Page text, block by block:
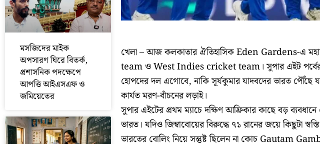
মসজিদের মাইক
অপসারণ ঘিরে বিতর্ক,
প্রশাসনিক পদক্ষেপে
আপত্তি আইএসএফ ও
জমিয়েতের
খেলা – আজ কলকাতার ঐতিহাসিক Eden Gardens-এ
team ও West Indies cricket team। সুপার এইট পর্বের
হোপদের দল এগোবে, নাকি সূর্যকুমার যাদবদের ভারত পৌঁছে
কার্যত মরণ-বাঁচনের লড়াই।
সুপার এইটের প্রথম ম্যাচে দক্ষিণ আফ্রিকার কাছে বড়
ভারত। যদিও জিম্বাবোয়ের বিরুদ্ধে ৭১ রানের জয়ে কিছুটা
ভারতের বোলিং নিয়ে সন্তুষ্ট ছিলেন না কোচ Gautam